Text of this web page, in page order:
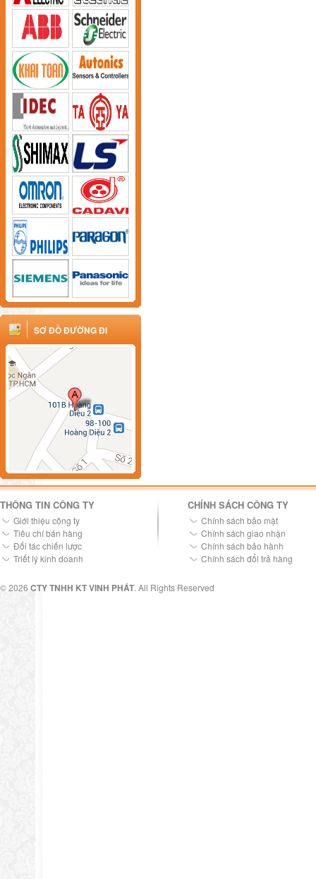
SƠ ĐỒ ĐƯỜNG ĐI
THÔNG TIN CÔNG TY
Giới thiệu công ty
Tiêu chí bán hàng
Đối tác chiến lược
Triết lý kinh doanh
CHÍNH SÁCH CÔNG TY
Chính sách bảo mật
Chính sách giao nhận
Chính sách bảo hành
Chính sách đổi trả hàng
© 2026 CTY TNHH KT VINH PHÁT. All Rights Reserved